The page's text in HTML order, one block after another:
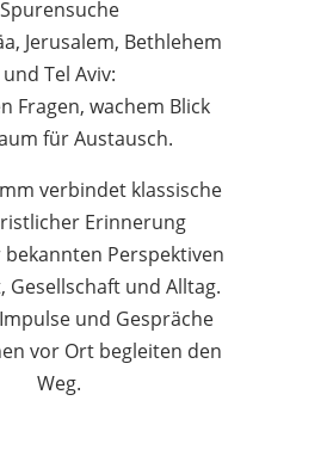
Spurensuche
Jerusalem, Bethlehem
und Tel Aviv:
Fragen, wachem Blick
für Austausch.
verbindet klassische
Erinnerung
Perspektiven
Gesellschaft und Alltag.
und Gespräche
vor Ort begleiten den
Weg.